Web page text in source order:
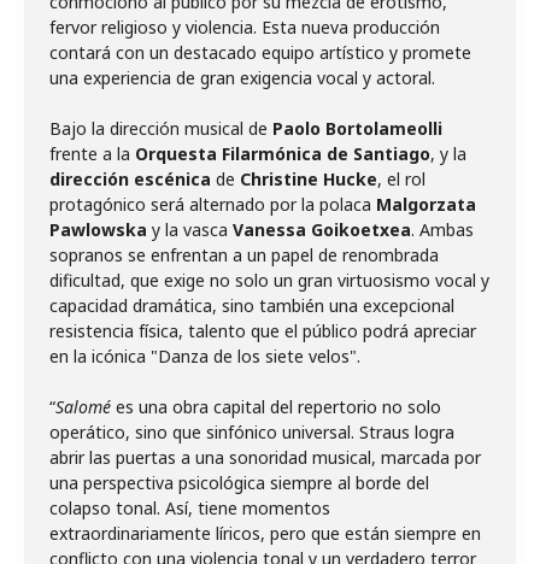
fervor religioso y violencia. Esta nueva producción
contará con un destacado equipo artístico y promete
una experiencia de gran exigencia vocal y actoral.
Bajo la dirección musical de Paolo Bortolameolli
frente a la Orquesta Filarmónica de Santiago, y la
dirección escénica de Christine Hucke, el rol
protagónico será alternado por la polaca Malgorzata
Pawlowska y la vasca Vanessa Goikoetxea. Ambas
sopranos se enfrentan a un papel de renombrada
dificultad, que exige no solo un gran virtuosismo vocal y
capacidad dramática, sino también una excepcional
resistencia física, talento que el público podrá apreciar
en la icónica "Danza de los siete velos".
“Salomé es una obra capital del repertorio no solo
operático, sino que sinfónico universal. Straus logra
abrir las puertas a una sonoridad musical, marcada por
una perspectiva psicológica siempre al borde del
colapso tonal. Así, tiene momentos
extraordinariamente líricos, pero que están siempre en
conflicto con una violencia tonal y un verdadero terror